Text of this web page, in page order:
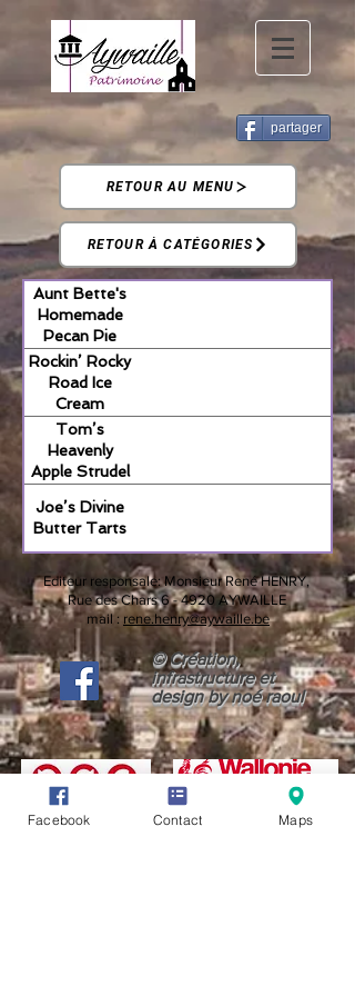
partager
RETOUR AU MENU
RETOUR À CATÉGORIES
Aunt Bette's
Homemade
Pecan Pie
Rockin’ Rocky
Road Ice
Cream
Tom’s
Heavenly
Apple Strudel
Joe’s Divine
Butter Tarts
Editeur responsale:Monsieur René HENRY,
Rue des Chars 6 -4920 AYWAILLE
mail : rene.henry@aywaille.be
© Création,
infrastructure et
design by noé raoul
Facebook Contact Maps